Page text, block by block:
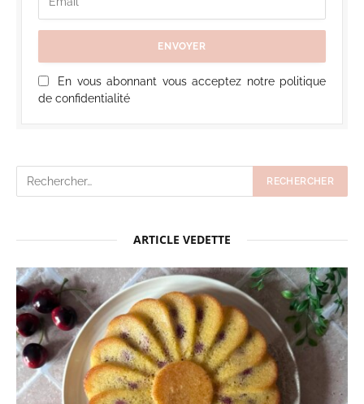
En vous abonnant vous acceptez notre politique
de confidentialité
ARTICLE VEDETTE